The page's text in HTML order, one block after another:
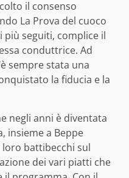
il consenso
La Prova del cuoco
seguiti, complice il
conduttrice. Ad
sempre stata una
la fiducia e la
negli anni è diventata
insieme a Beppe
loro battibecchi sul
dei vari piatti che